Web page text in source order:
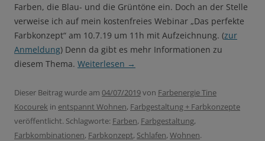
Farben, die Blau- und die Grüntöne ein. Doch an der Stelle
verweise ich auf mein kostenfreies Webinar „Das perfekte
Farbkonzept“ am 10.7.19 um 11h mit Aufzeichnung. (zur
Anmeldung) Denn da gibt es mehr Informationen zu
diesem Thema. Weiterlesen →
Dieser Beitrag wurde am 04/07/2019von Farbenergie Tine
Kocourek in entspannt Wohnen, Farbgestaltung + Farbkonzepte
veröffentlicht. Schlagworte: Farben, Farbgestaltung,
Farbkombinationen, Farbkonzept, Schlafen, Wohnen.